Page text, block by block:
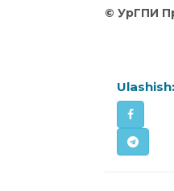
©️ УрГПИ
Ulashish: